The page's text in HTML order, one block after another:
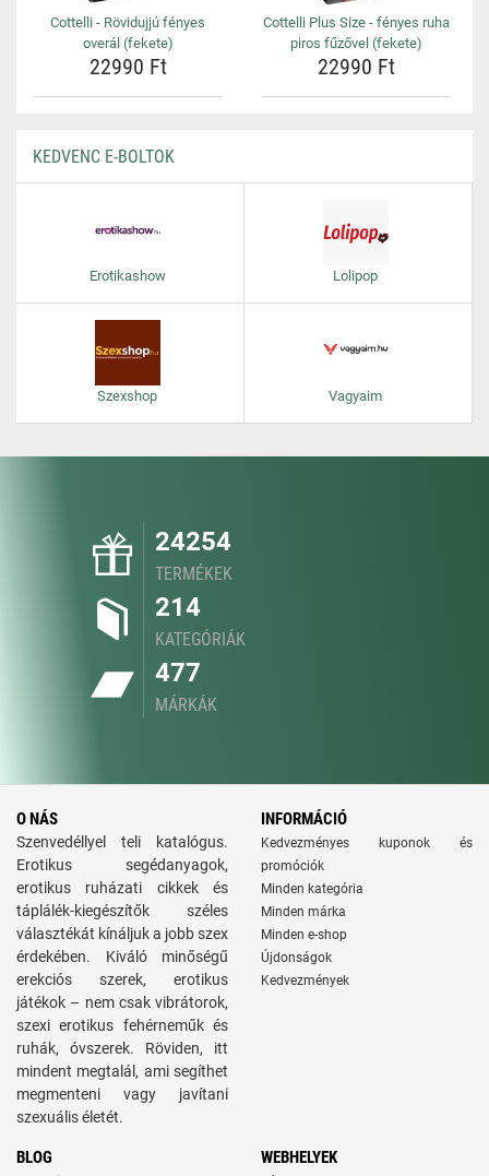
Cottelli - Rövidujjú fényes
overál (fekete)
22990 Ft
Cottelli Plus Size - fényes ruha
piros fűzővel (fekete)
22990 Ft
KEDVENC E-BOLTOK
Erotikashow Lolipop
Szexshop Vagyaim
24254
TERMÉKEK
214
KATEGÓRIÁK
477
MÁRKÁK
O NÁS
Szenvedéllyel teli katalógus.
Erotikus segédanyagok,
erotikus ruházati cikkek és
táplálék-kiegészítők széles
választékát kínáljuk a jobb szex
érdekében. Kiváló minőségű
erekciós szerek, erotikus
játékok – nem csak vibrátorok,
szexi erotikus fehérneműk és
ruhák, óvszerek. Röviden, itt
mindent megtalál, ami segíthet
megmenteni vagy javítani
szexuális életét.
INFORMÁCIÓ
Kedvezményes kuponok és
promóciók
Minden kategória
Minden márka
Minden e-shop
Újdonságok
Kedvezmények
BLOG WEBHELYEK